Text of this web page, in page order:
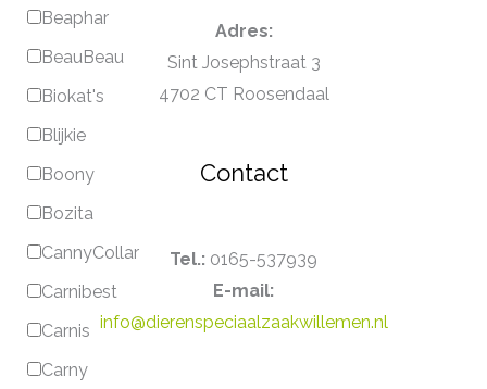
Beaphar
BeauBeau
Biokat's
Blijkie
Boony
Bozita
CannyCollar
Carnibest
Carnis
Carny
Adres:
Sint Josephstraat 3
4702 CT Roosendaal
Contact
Tel.: 0165-537939
E-mail:
info@dierenspeciaalzaakwillemen.nl